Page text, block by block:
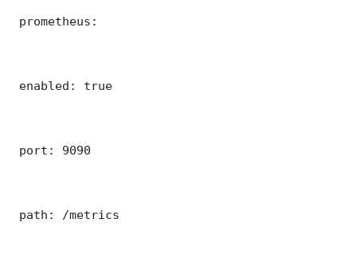
prometheus:
enabled: true
port: 9090
path: /metrics